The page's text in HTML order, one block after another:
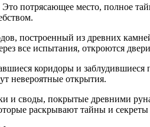
потрясающее место, полное
построенный из древних
все испытания, откроются
коридоры и
невероятные открытия.
и своды, покрытые древними
раскрывают тайны и секреты